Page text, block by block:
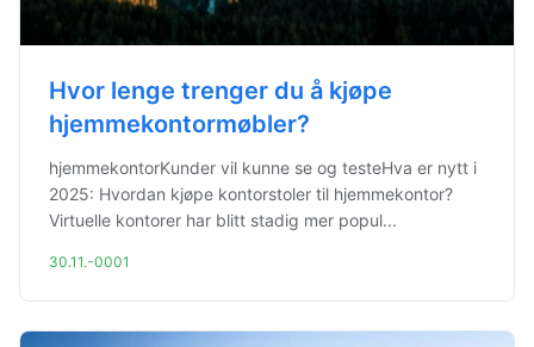
Hvor lenge trenger du å kjøpe
hjemmekontormøbler?
hjemmekontorKunder vil kunne se og testeHva er nytt i
2025: Hvordan kjøpe kontorstoler til hjemmekontor?
Virtuelle kontorer har blitt stadig mer popul...
30.11.-0001